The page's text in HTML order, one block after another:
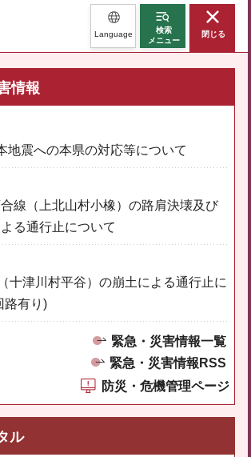
Language
検索
メニュー
閉じる
情報
地震への本県の対応等について
線（上北山村小橡）の路肩決壊及び
る通行止について
十津川村平谷）の崩土による通行止に
路有り)
緊急・災害情報一覧
緊急・災害情報RSS
防災・危機管理ページ
ル